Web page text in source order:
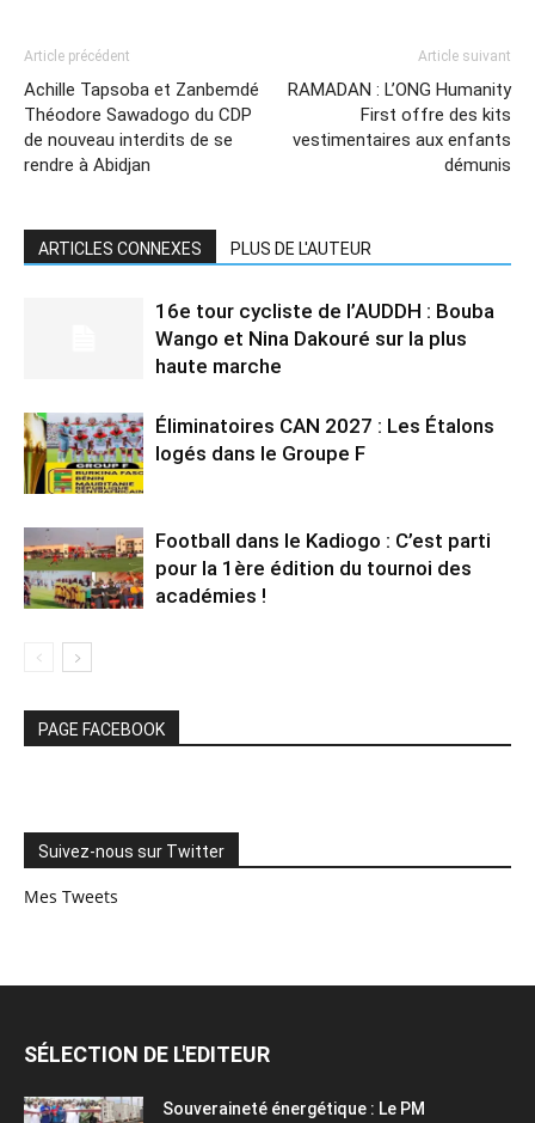
Article précédent
Achille Tapsoba et Zanbemdé
Théodore Sawadogo du CDP
de nouveau interdits de se
rendre à Abidjan
Article suivant
RAMADAN : L’ONG Humanity
First offre des kits
vestimentaires aux enfants
démunis
ARTICLES CONNEXES PLUS DE L'AUTEUR
16e tour cycliste de l’AUDDH : Bouba
Wango et Nina Dakouré sur la plus
haute marche
Éliminatoires CAN 2027 : Les Étalons
logés dans le Groupe F
Football dans le Kadiogo : C’est parti
pour la 1ère édition du tournoi des
académies !
PAGE FACEBOOK
Suivez-nous sur Twitter
Mes Tweets
SÉLECTION DE L'EDITEUR
Souveraineté énergétique : Le PM